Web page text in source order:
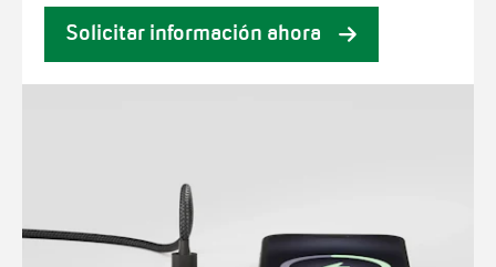
Solicitar información ahora